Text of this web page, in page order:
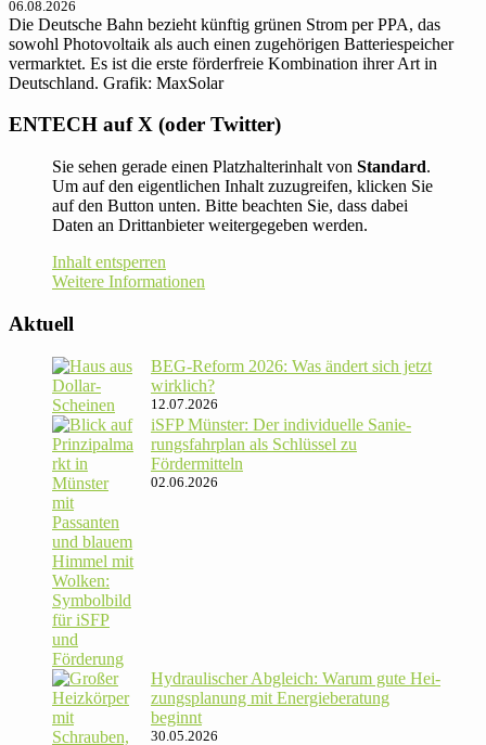
06.08.2026
Die Deutsche Bahn bezieht künftig grünen Strom per PPA, das
sowohl Photovoltaik als auch einen zugehörigen Batteriespeicher
vermarktet. Es ist die erste förderfreie Kombination ihrer Art in
Deutschland. Grafik: MaxSolar
ENTECH auf X (oder Twitter)
Sie sehen gerade einen Platzhalterinhalt von Standard.
Um auf den eigentlichen Inhalt zuzugreifen, klicken Sie
auf den Button unten. Bitte beachten Sie, dass dabei
Daten an Drittanbieter weitergegeben werden.
Inhalt entsperren
Weitere Informationen
Aktuell
BEG-Reform 2026: Was ändert sich jetzt
wirklich?
12.07.2026
iSFP Münster: Der indi­vi­du­elle Sanie­
rungs­fahr­plan als Schlüssel zu
Fördermitteln
02.06.2026
Hydrau­li­scher Abgleich: Warum gute Hei­
zungs­pla­nung mit Energie­beratung
beginnt
30.05.2026